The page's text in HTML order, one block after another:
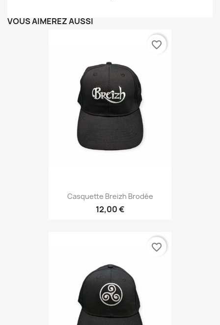
VOUS AIMEREZ AUSSI
Casquette Breizh Brodée
12,00 €
favorite_border
favorite_border